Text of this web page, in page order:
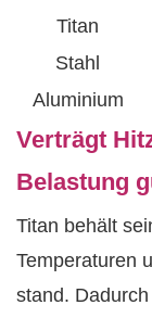
Titan
Stahl
Aluminium
Verträgt
Belastung
Titan behält
Temperaturen
stand.